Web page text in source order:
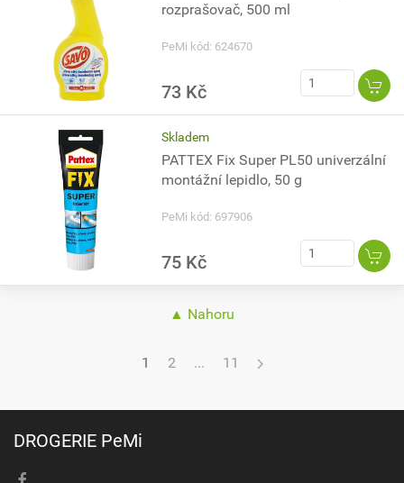
rozprašovač, 500 ml
PeMi kód: 624670
73 Kč
Skladem
PATTEX Fix Super PL50 univerzální
montážní lepidlo, 50 g
PeMi kód: 697906
75 Kč
▲ Nahoru
1 2 ... 11
DROGERIE PeMi